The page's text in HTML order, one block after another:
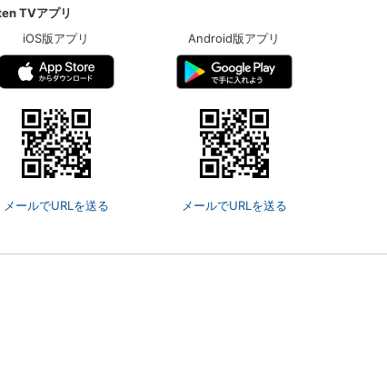
TVアプリ
iOS版アプリ
メールでURLを送る
Android版アプリ
メールでURLを送る